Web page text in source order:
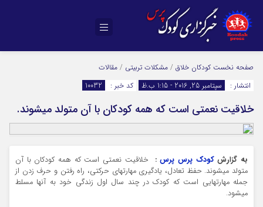
صفحه نخست کودکان خلاق / مشکلات تربیتی / مقالات
انتشار :
سپتامبر 25, 2016 - 1:15 ب.ظ کد خبر : 10032
خلاقیت نعمتی است که همه کودکان با آن متولد میشوند.
به گزارشکودک پرس پرس:
خلاقیت نعمتی است که همه کودکان با آن
متولد میشوند. حفظ تعادل، یادگیری مهارتهای حرکتی، راه رفتن و حرف زدن از
جمله مهارتهایی است که کودک در چند سال اول زندگی خود به آنها مسلط
میشود.